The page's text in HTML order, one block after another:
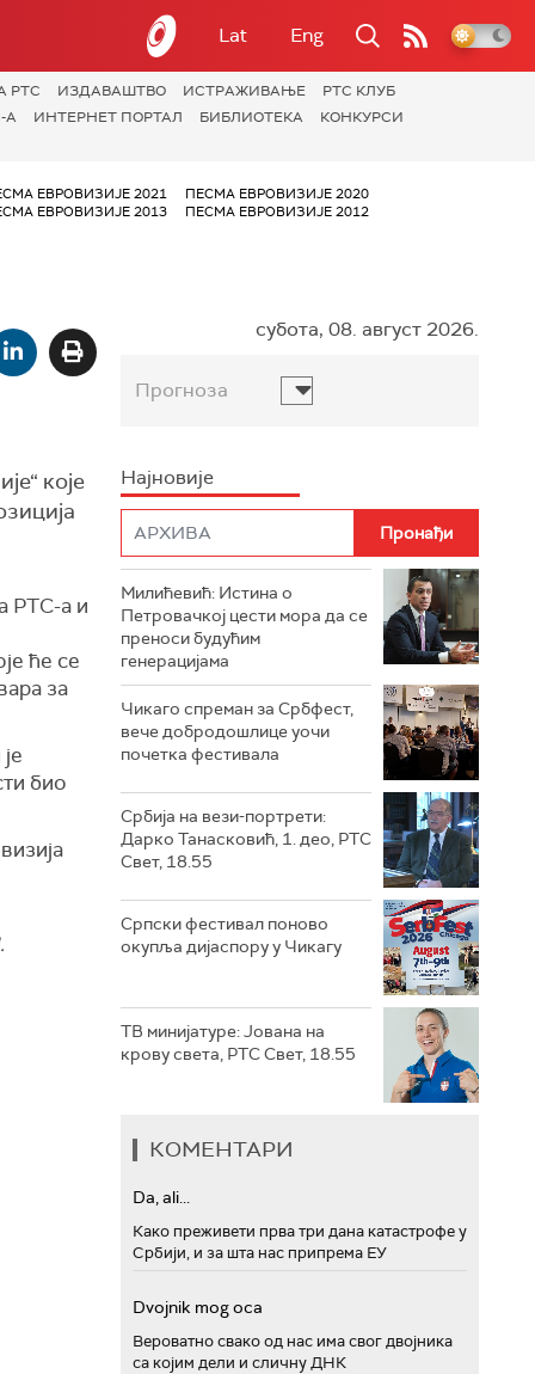
Lat Eng
РТС ИЗДАВАШТВО ИСТРАЖИВАЊЕ
РТС КЛУБ
А ИНТЕРНЕТ ПОРТАЛ БИБЛИОТЕКА
КОНКУРСИ
ЕВРОВИЗИЈЕ 2021
ПЕСМА ЕВРОВИЗИЈЕ 2020
ЕВРОВИЗИЈЕ 2013
ПЕСМА ЕВРОВИЗИЈЕ 2012
које
РТС-а и
ће се
за
био
субота, 08. август 2026.
Прогноза
Најновије
Милићевић: Истина о
Петровачкој цести мора да се
преноси будућим
генерацијама
Чикаго спреман за Србфест,
вече добродошлице уочи
почетка фестивала
Србија на вези-портрети:
Дарко Танасковић, 1. део, РТС
Свет, 18.55
Српски фестивал поново
окупља дијаспору у Чикагу
ТВ минијатуре: Јована на
крову света, РТС Свет, 18.55
КОМЕНТАРИ
Da, ali...
Како преживети прва три дана катастрофе у
Србији, и за шта нас припрема ЕУ
Dvojnik mog oca
Вероватно свако од нас има свог двојника
са којим дели и сличну ДНК